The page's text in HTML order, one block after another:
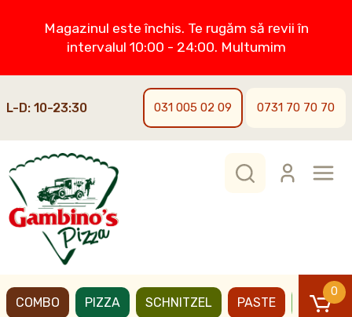
Magazinul este închis. Te rugăm să revii în
intervalul 10:00 - 24:00. Multumim
L-D: 10-23:30 031 005 02 09 0731 70 70 70
COMBO PIZZA SCHNITZEL PASTE BURGERI
0